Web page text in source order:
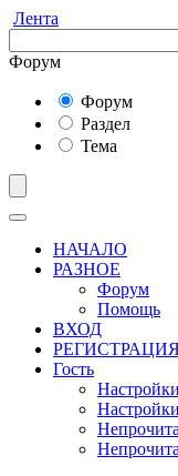
Лента
Форум
Форум
Раздел
Тема
НАЧАЛО
РАЗНОЕ
Форум
Помощь
ВХОД
Гость